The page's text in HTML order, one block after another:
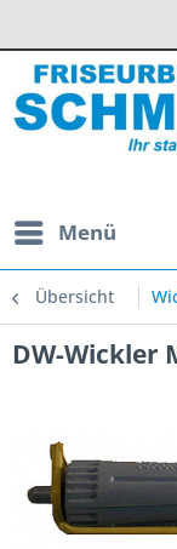
Menü
Übersicht
DW-Wickler